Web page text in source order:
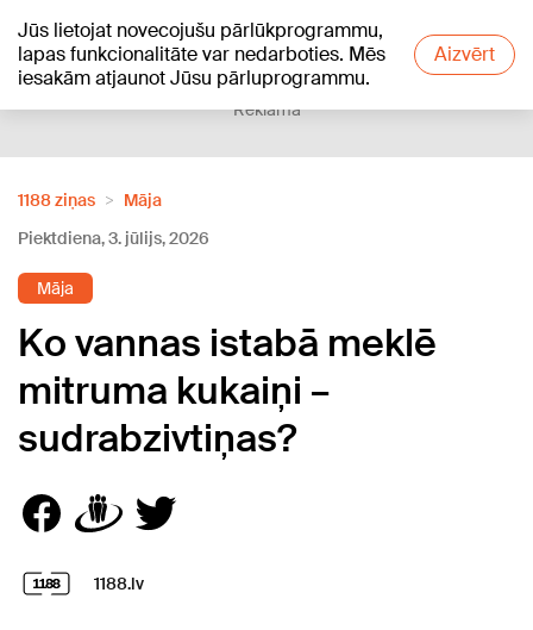
Jūs lietojat novecojušu pārlūkprogrammu,
lapas funkcionalitāte var nedarboties. Mēs
iesakām atjaunot Jūsu pārluprogrammu.
Aizvērt
+16°C
Reklāma
1188 ziņas
Māja
Piektdiena, 3. jūlijs, 2026
Māja
Ko vannas istabā meklē
mitruma kukaiņi –
sudrabzivtiņas?
1188.lv